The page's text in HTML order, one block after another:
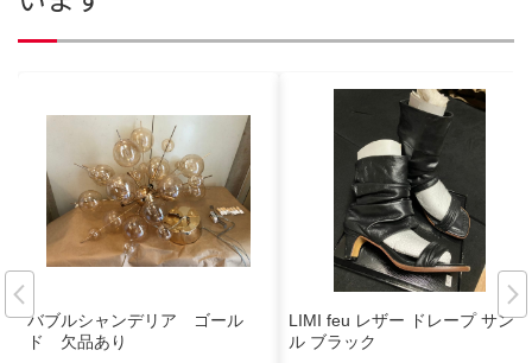
バブルシャンデリア ゴール
ド 欠品あり
LIMI feu レザー ドレープ サンダ
ル ブラック